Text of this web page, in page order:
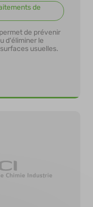
de
de prévenir
d'éliminer le
usuelles.